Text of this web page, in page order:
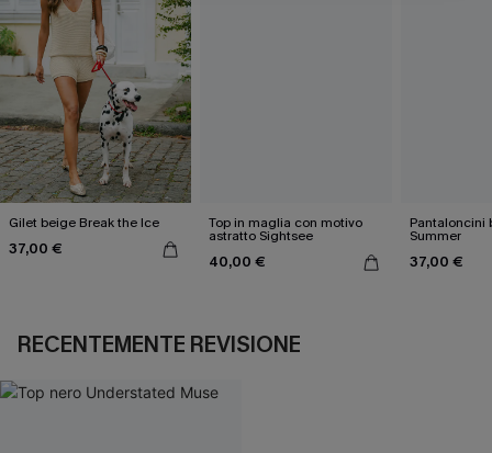
Gilet beige Break the Ice
37,00 €
Top in maglia con motivo
astratto Sightsee
40,00 €
Pantaloncini
Summer
37,00 €
RECENTEMENTE REVISIONE